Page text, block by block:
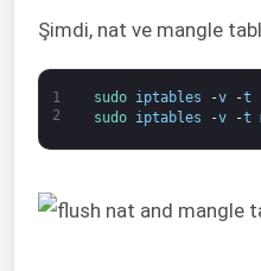
Şimdi, nat ve mangle
1
2
sudo iptables -v -t
sudo iptables -v -t